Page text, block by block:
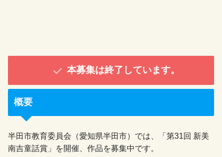
本募集は終了しています。
概要
半田市教育委員会（愛知県半田市）では、「第31回 新美
南吉童話賞」を開催、作品を募集中です。